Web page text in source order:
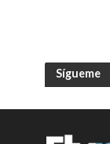
Sígueme